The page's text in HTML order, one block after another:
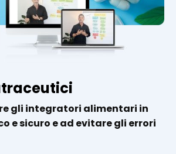
gli integratori alimentari in
e sicuro e ad evitare gli errori